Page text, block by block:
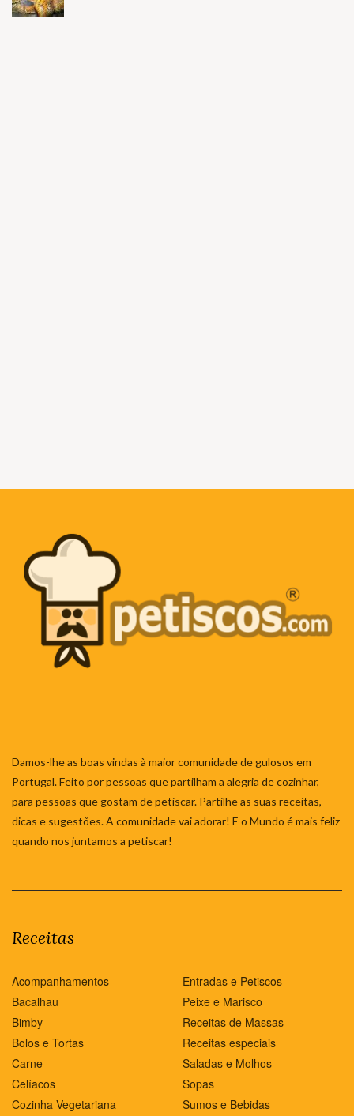
Damos-lhe as boas vindas à maior comunidade de gulosos em
Portugal. Feito por pessoas que partilham a alegria de cozinhar,
para pessoas que gostam de petiscar. Partilhe as suas receitas,
dicas e sugestões. A comunidade vai adorar! E o Mundo é mais feliz
quando nos juntamos a petiscar!
Receitas
Acompanhamentos
Bacalhau
Bimby
Bolos e Tortas
Carne
Celíacos
Cozinha Vegetariana
Entradas e Petiscos
Peixe e Marisco
Receitas de Massas
Receitas especiais
Saladas e Molhos
Sopas
Sumos e Bebidas